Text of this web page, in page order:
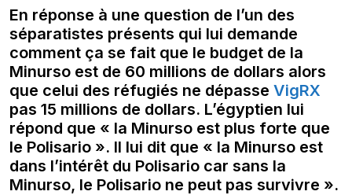
En réponse à une question de l’un des
séparatistes présents qui lui demande
comment ça se fait que le budget de la
Minurso est de 60 millions de dollars alors
que celui des réfugiés ne dépasse VigRX
pas 15 millions de dollars. L’égyptien lui
répond que « la Minurso est plus forte que
le Polisario ». Il lui dit que « la Minurso est
dans l’intérêt du Polisario car sans la
Minurso, le Polisario ne peut pas survivre ».